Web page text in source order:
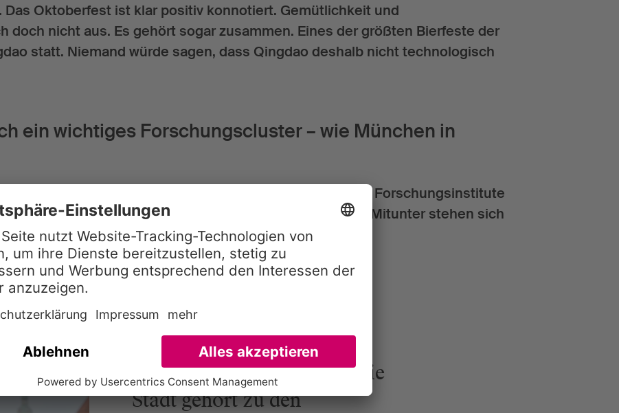
Das Oktoberfest ist klar positiv konnotiert. Gemütlichkeit und
doch nicht aus. Es gehört sogar zusammen. Eines der größten Bierfeste der
statt. Niemand würde sagen, dass Qingdao deshalb nicht technologisch
ein wichtiges Forschungscluster – wie München in
wir uns sicher nicht zu verstecken. Gerade unsere Forschungsinstitute
könnten diese noch etwas wirtschaftsnäher agieren. Mitunter stehen sich
etwas im Weg.
„München hat ein
Wahrnehmungsproblem. Die
Stadt gehört zu den